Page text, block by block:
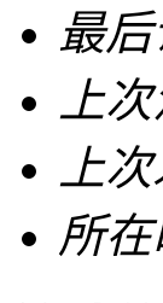
最
上
上
所